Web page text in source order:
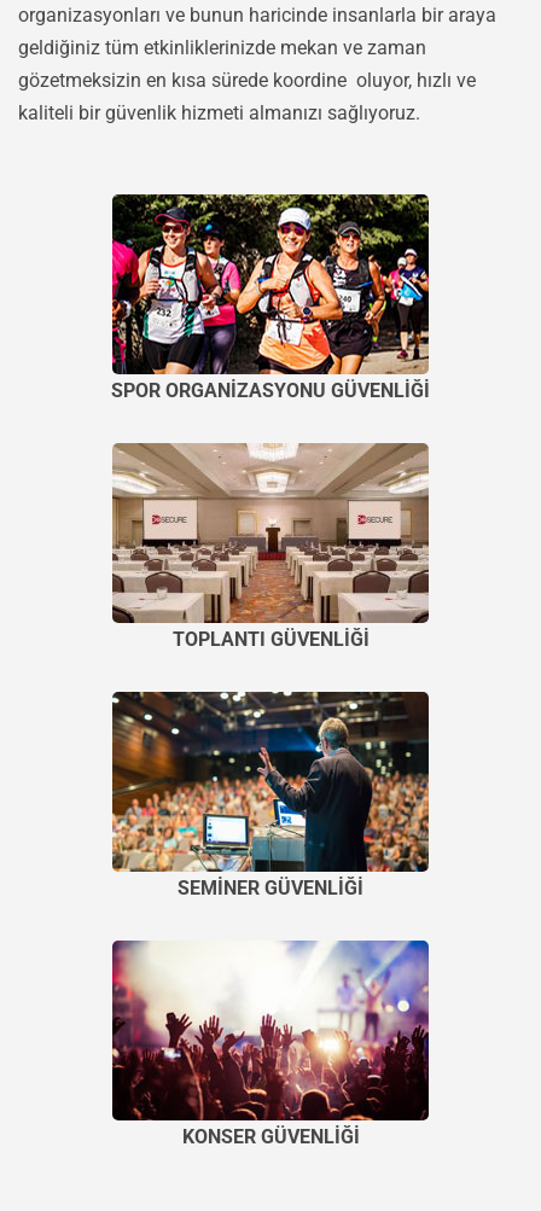
organizasyonları ve bunun haricinde insanlarla bir araya
geldiğiniz tüm etkinliklerinizde mekan ve zaman
gözetmeksizin en kısa sürede koordine oluyor, hızlı ve
kaliteli bir güvenlik hizmeti almanızı sağlıyoruz.
SPOR ORGANİZASYONU GÜVENLİĞİ
TOPLANTI GÜVENLİĞİ
SEMİNER GÜVENLİĞİ
KONSER GÜVENLİĞİ